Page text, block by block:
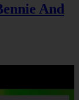
And